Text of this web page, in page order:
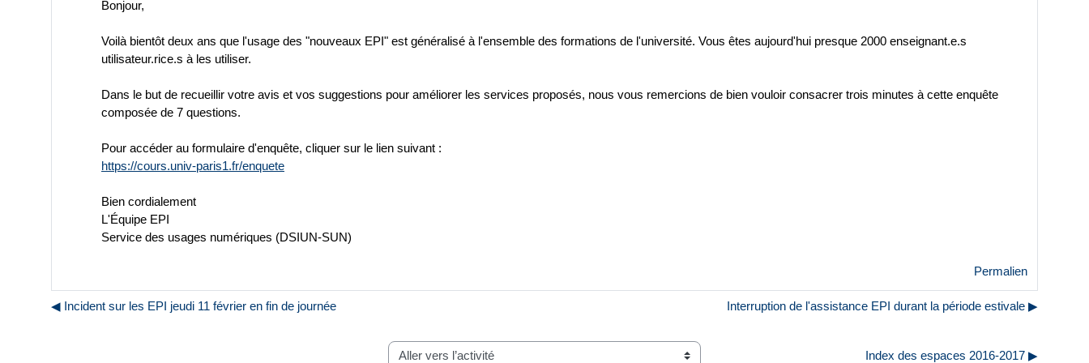
Bonjour,
Voilà bientôt deux ans que l'usage des "nouveaux EPI" est généralisé à l'ensemble des formations de l'université. Vous êtes aujourd'hui presque 2000 enseignant.e.s
utilisateur.rice.s à les utiliser.
Dans le but de recueillir votre avis et vos suggestions pour améliorer les services proposés, nous vous remercions de bien vouloir consacrer trois minutes à cette enquête
composée de 7 questions.
Pour accéder au formulaire d'enquête, cliquer sur le lien suivant :
https://cours.univ-paris1.fr/enquete
Bien cordialement
L'Équipe EPI
Service des usages numériques (DSIUN-SUN)
Permalien
◀︎ Incident sur les EPI jeudi 11 février en fin de journée Interruption de l'assistance EPI durant la période estivale ▶︎
Index des espaces 2016-2017 ▶︎